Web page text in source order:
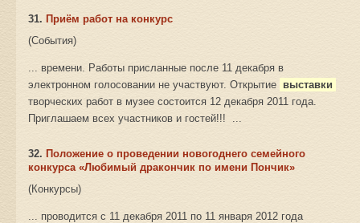
31. Приём работ на конкурс
(События)
... времени. Работы присланные после 11 декабря в
электронном голосовании не участвуют. Открытие выставки
творческих работ в музее состоится 12 декабря 2011 года.
Приглашаем всех участников и гостей!!! ...
32. Положение о проведении новогоднего семейного
конкурса «Любимый дракончик по имени Пончик»
(Конкурсы)
... проводится с 11 декабря 2011 по 11 января 2012 года